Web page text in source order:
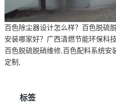
百色除尘器设计怎么样？百色脱硫
安装哪家好？广西清燃节能环保科
百色脱硫脱硝维修,百色配料系统安
定制,
标签